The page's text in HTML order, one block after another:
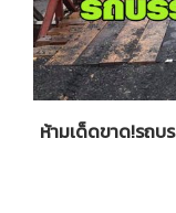
ห้ามเด็ดขาด!รถบ